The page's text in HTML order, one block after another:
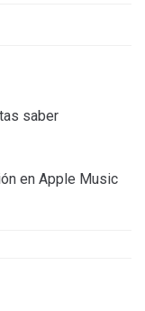
saber
en Apple Music